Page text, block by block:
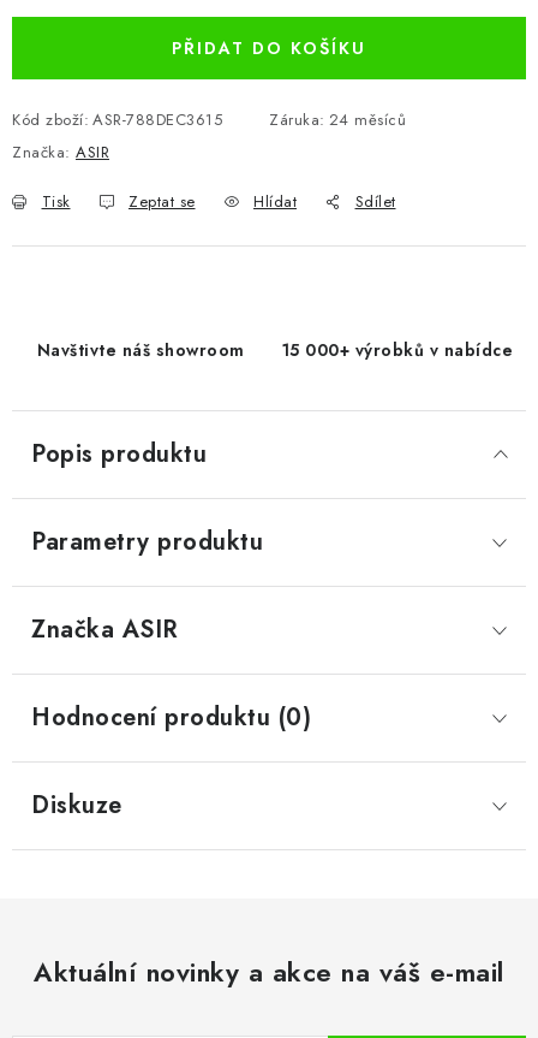
PŘIDAT DO KOŠÍKU
Kód zboží: ASR-788DEC3615 Záruka: 24 měsíců
Značka: ASIR
Tisk Zeptat se Hlídat Sdílet
Navštivte náš showroom 15 000+ výrobků v nabídce
Popis produktu
Parametry produktu
Značka ASIR
Hodnocení produktu (0)
Diskuze
Aktuální novinky a akce na váš e-mail